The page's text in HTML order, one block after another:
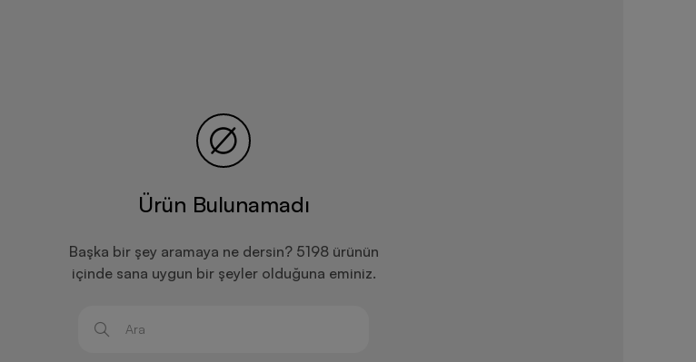
Ürün Bulunamadı
Başka bir şey aramaya ne dersin? 5198 ürünün
içinde sana uygun bir şeyler olduğuna eminiz.
Ara